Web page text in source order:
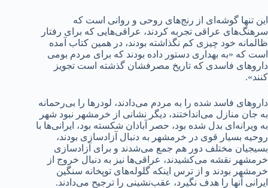
این تنها گوشه‌ای از رنج‌های روحی و روانی است که
سرهنگ‌های عراقی تجربه کردند، عراقی‌هایی که برای رفتار
ظالمانه خود چیزی کم نگذاشته بودند، در همین کتاب آمده
است که «به بهداری دستور داده بودند که برای مردم بومی
داروهای فاسدی که تاریخ مصرفشان گذشته است تجویز
کنند».
داروهای فاسد شده را به مردم می‌دادند، لودرها را بی‌رحمانه
به جان منازل می‌انداختند، دیگر نشانی از خرمشهر نبود شهر
به ویرانه‌ای بدل شده بود، حصر آبادان شکسته بود، ایرانی‌ها با
روحیه بسیار قوی در خرمشهر به دنبال آزادسازی بودند،
بسیجیان مختلف دور هم جمع می‌شدند و برای آزادسازی
خرمشهر نقشه می‌کشیدند، عراقی‌ها نیز به دنبال خروج از
خرمشهر بودند و از ترس اینکه گلوله‌های توپخانه سنگین
ایرانی آنها را هدف نگیرد، عقب‌نشینی را ترجیح می‌دادند.